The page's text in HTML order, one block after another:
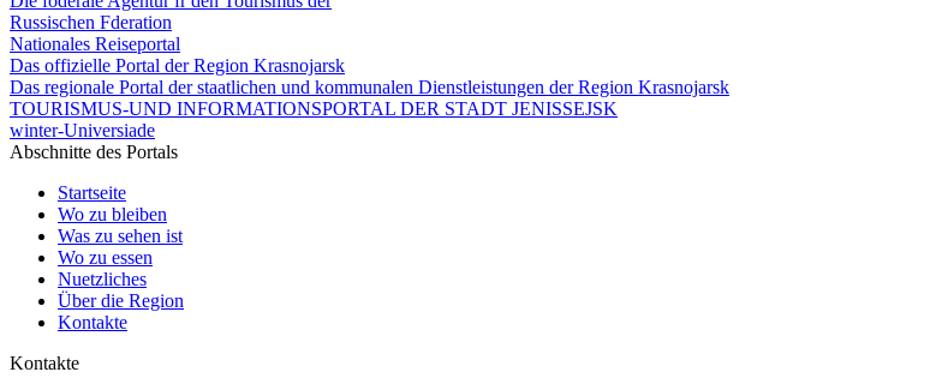
Russischen Fderation
Nationales Reiseportal
Das offizielle Portal der Region Krasnojarsk
Das regionale Portal der staatlichen und kommunalen Dienstleistungen der Region Krasnojarsk
TOURISMUS-UND INFORMATIONSPORTAL DER STADT JENISSEJSK
winter-Universiade
Abschnitte des Portals
Startseite
Wo zu bleiben
Was zu sehen ist
Wo zu essen
Nuetzliches
Über die Region
Kontakte
Kontakte